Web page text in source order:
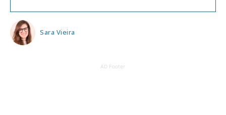
Sara Vieira
AD Footer